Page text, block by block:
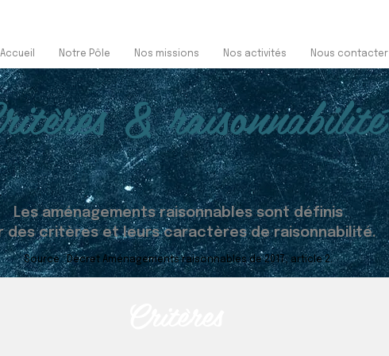
Accueil Notre Pôle Nos missions Nos activités Nous contacter
& raisonnabilité
Les aménagements raisonnables sont définis
des critères et leurs caractères de raisonnabilité.
Source : Décret Aménagements raisonnables de 2017, article 2.